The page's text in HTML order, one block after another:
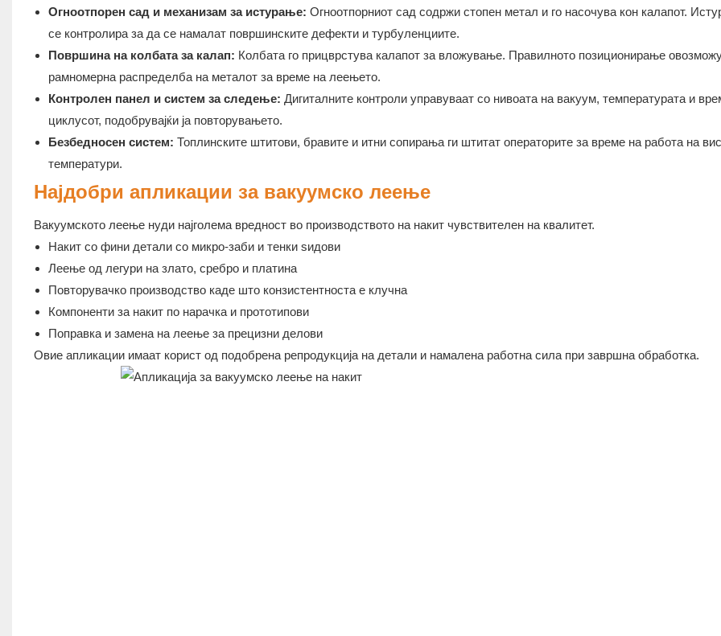
Огноотпорен сад и механизам за истурање: Огноотпорниот сад содржи стопен метал и го насочува кон калапот.
се контролира за да се намалат површинските дефекти и турбуленциите.
Површина на колбата за калап: Колбата го прицврстува калапот за вложување. Правилното позиционирање
рамномерна распределба на металот за време на леењето.
Контролен панел и систем за следење: Дигиталните контроли управуваат со нивоата на вакуум, температурата и
циклусот, подобрувајќи ја повторувањето.
Безбедносен систем: Топлинските штитови, бравите и итни сопирања ги штитат операторите за време на работа на
температури.
Најдобри апликации за вакуумско леење
Вакуумското леење нуди најголема вредност во производството на накит чувствителен на квалитет.
Накит со фини детали со микро-заби и тенки ѕидови
Леење од легури на злато, сребро и платина
Повторувачко производство каде што конзистентноста е клучна
Компоненти за накит по нарачка и прототипови
Поправка и замена на леење за прецизни делови
Овие апликации имаат корист од подобрена репродукција на детали и намалена работна сила при завршна обработка.